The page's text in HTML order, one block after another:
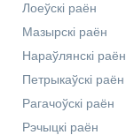
Лоеўскі раён
Мазырскі раён
Нараўлянскі раён
Петрыкаўскі раён
Рагачоўскі раён
Рэчыцкі раён